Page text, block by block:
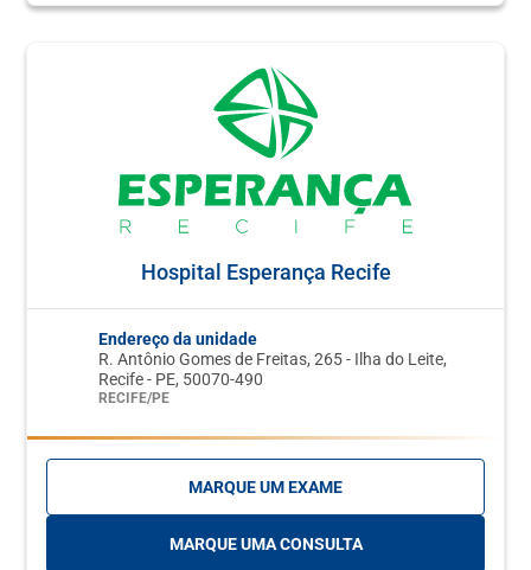
Hospital Esperança Recife
Endereço da unidade
R. Antônio Gomes de Freitas, 265 - Ilha do Leite,
Recife - PE, 50070-490
RECIFE/PE
MARQUE UM EXAME
MARQUE UMA CONSULTA